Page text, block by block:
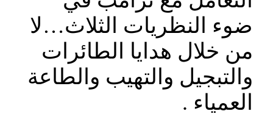
ضوء النظريات الثلاث…لا
من خلال هدايا الطائرات
والتبجيل والتهيب والطاعة
العمياء .